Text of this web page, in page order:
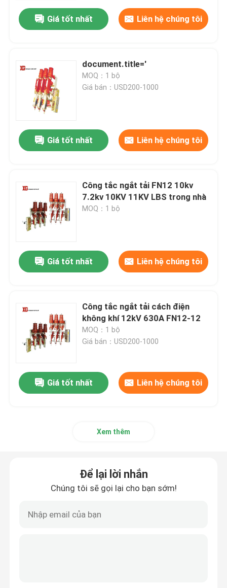
Trang Chủ
Giá tốt nhất Liên hệ chúng tôi
document.title='
MOQ：1 bộ
Giá bán：USD200-1000
Giá tốt nhất Liên hệ chúng tôi
Công tắc ngắt tải FN12 10kv
7.2kv 10KV 11KV LBS trong nhà
MOQ：1 bộ
Giá tốt nhất Liên hệ chúng tôi
Công tắc ngắt tải cách điện
không khí 12kV 630A FN12-12
MOQ：1 bộ
Giá bán：USD200-1000
Giá tốt nhất Liên hệ chúng tôi
Xem thêm
Để lại lời nhắn
Chúng tôi sẽ gọi lại cho bạn sớm!